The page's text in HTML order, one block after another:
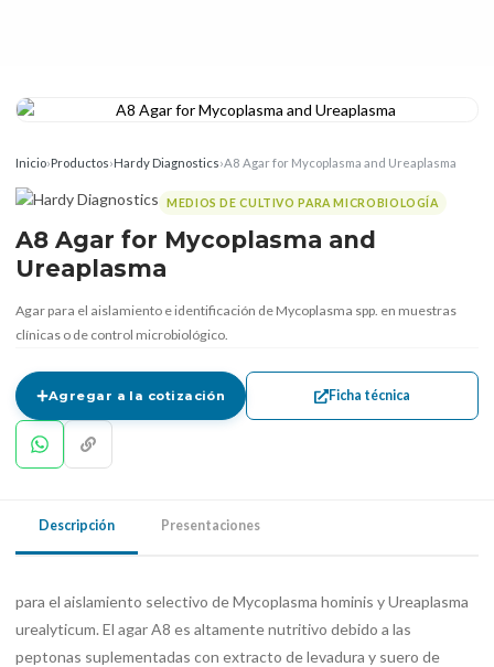
Inicio›Productos›Hardy Diagnostics›A8 Agar for Mycoplasma and Ureaplasma
MEDIOS DE CULTIVO PARA MICROBIOLOGÍA
A8 Agar for Mycoplasma and
Ureaplasma
Agar para el aislamiento e identificación de Mycoplasma spp. en muestras
clínicas o de control microbiológico.
Agregar a la cotización Ficha técnica
Descripción Presentaciones
para el aislamiento selectivo de Mycoplasma hominis y Ureaplasma
urealyticum. El agar A8 es altamente nutritivo debido a las
peptonas suplementadas con extracto de levadura y suero de